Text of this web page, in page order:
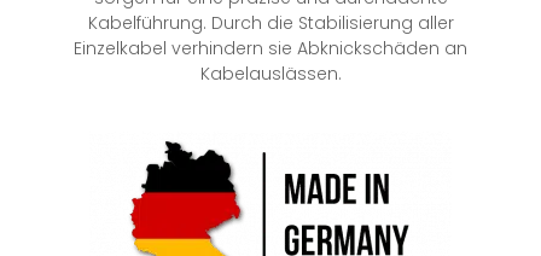
Kabelführung. Durch die Stabilisierung aller
Einzelkabel verhindern sie Abknickschäden an
Kabelauslässen.